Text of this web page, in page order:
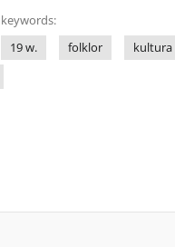
19 w. folklor
kultura